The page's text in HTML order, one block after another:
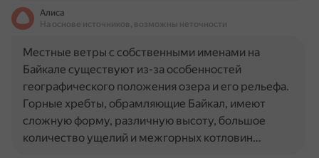
Алиса
На основе источников, возможны неточности
Местные ветры с собственными именами на
Байкале существуют из-за особенностей
географического положения озера и его рельефа.
Горные хребты, обрамляющие Байкал, имеют
сложную форму, различную высоту, большое
количество ущелий и межгорных котловин…